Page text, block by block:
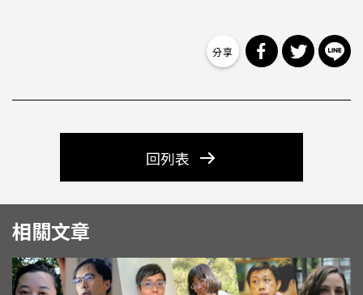
分享到分享到
回列表
相關文章